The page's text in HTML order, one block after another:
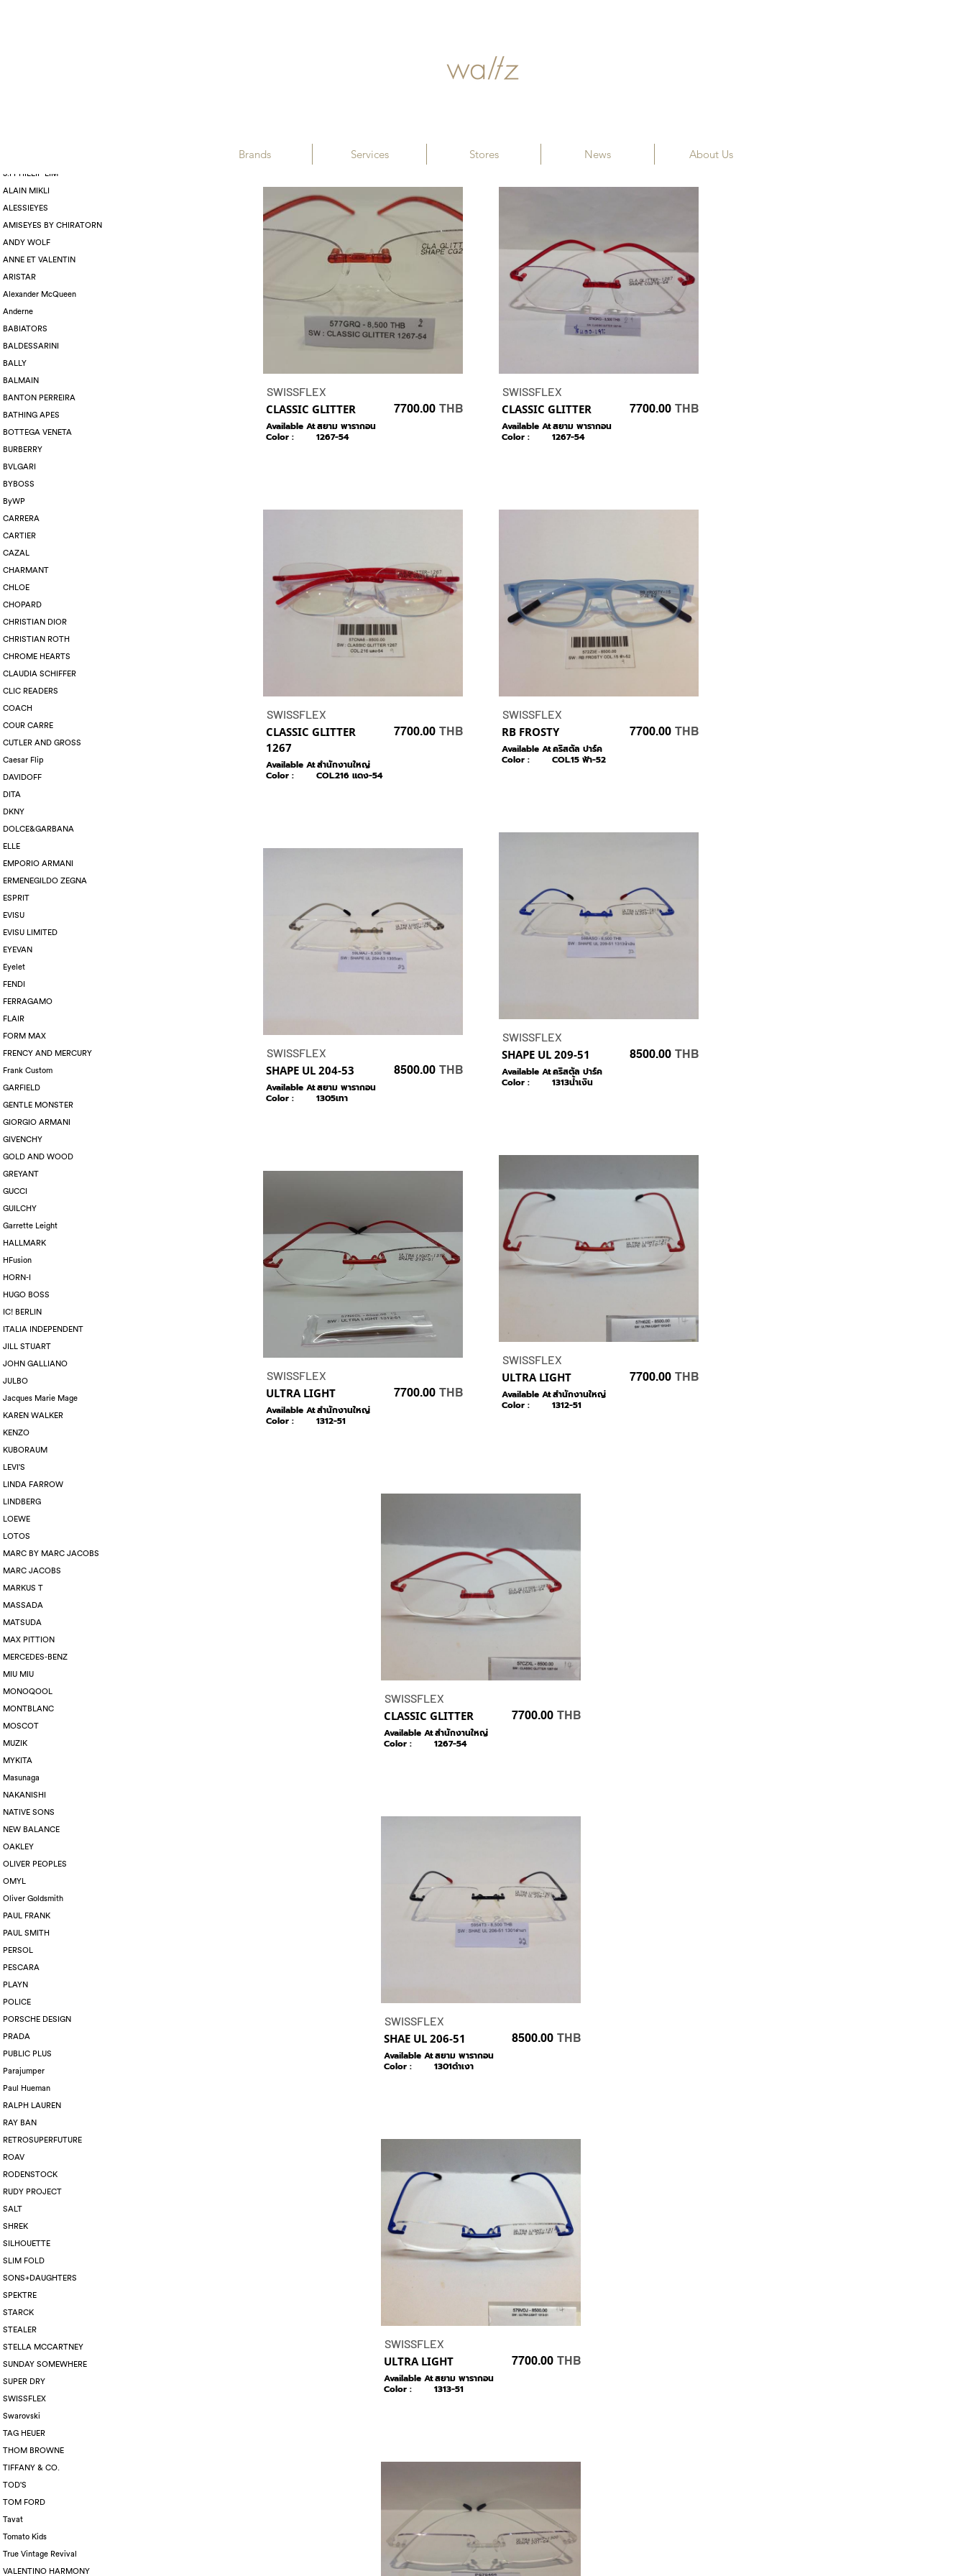
SWISSFLEX
3.1 PHILLIP LIM
ALAIN MIKLI
ALESSIEYES
AMISEYES BY CHIRATORN
ANDY WOLF
ANNE ET VALENTIN
ARISTAR
Alexander McQueen
Anderne
BABIATORS
BALDESSARINI
BALLY
BALMAIN
BANTON PERREIRA
BATHING APES
BOTTEGA VENETA
BURBERRY
BVLGARI
BYBOSS
ByWP
CARRERA
CARTIER
CAZAL
CHARMANT
CHLOE
CHOPARD
CHRISTIAN DIOR
CHRISTIAN ROTH
CHROME HEARTS
CLAUDIA SCHIFFER
CLIC READERS
COACH
COUR CARRE
CUTLER AND GROSS
Caesar Flip
DAVIDOFF
DITA
DKNY
DOLCE&GARBANA
ELLE
EMPORIO ARMANI
ERMENEGILDO ZEGNA
ESPRIT
EVISU
EVISU LIMITED
EYEVAN
Eyelet
FENDI
FERRAGAMO
FLAIR
FORM MAX
FRENCY AND MERCURY
Frank Custom
GARFIELD
GENTLE MONSTER
GIORGIO ARMANI
GIVENCHY
GOLD AND WOOD
GREYANT
GUCCI
GUILCHY
Garrette Leight
HALLMARK
HFusion
HORN-I
HUGO BOSS
IC! BERLIN
ITALIA INDEPENDENT
JILL STUART
JOHN GALLIANO
JULBO
Jacques Marie Mage
KAREN WALKER
KENZO
KUBORAUM
LEVI'S
LINDA FARROW
LINDBERG
LOEWE
LOTOS
MARC BY MARC JACOBS
MARC JACOBS
MARKUS T
MASSADA
MATSUDA
MAX PITTION
MERCEDES-BENZ
MIU MIU
MONOQOOL
MONTBLANC
MOSCOT
MUZIK
MYKITA
Masunaga
NAKANISHI
NATIVE SONS
NEW BALANCE
OAKLEY
OLIVER PEOPLES
OMYL
Oliver Goldsmith
PAUL FRANK
PAUL SMITH
PERSOL
PESCARA
PLAYN
POLICE
PORSCHE DESIGN
PRADA
PUBLIC PLUS
Parajumper
Paul Hueman
RALPH LAUREN
RAY BAN
RETROSUPERFUTURE
ROAV
RODENSTOCK
RUDY PROJECT
SALT
SHREK
SILHOUETTE
SLIM FOLD
SONS+DAUGHTERS
SPEKTRE
STARCK
STEALER
STELLA MCCARTNEY
SUNDAY SOMEWHERE
SUPER DRY
SWISSFLEX
Swarovski
TAG HEUER
THOM BROWNE
TIFFANY & CO.
TOD'S
TOM FORD
Tavat
Tomato Kids
True Vintage Revival
VALENTINO HARMONY
7700.00
CLASSIC GLITTER
SWISSFLEX
Available At :สยาม พารากอน
1267-54
Color :
THB
7700.00
CLASSIC GLITTER
1267
SWISSFLEX
Available At :สำนักงานใหญ่
COL.216 แดง-54
Color :
THB
8500.00
SHAPE UL 204-53
SWISSFLEX
Available At :สยาม พารากอน
1305เทา
Color :
THB
7700.00
ULTRA LIGHT
SWISSFLEX
Available At :สำนักงานใหญ่
1312-51
Color :
THB
7700.00
CLASSIC GLITTER
SWISSFLEX
Available At :สยาม พารากอน
1267-54
Color :
THB
7700.00
RB FROSTY
SWISSFLEX
Available At :คริสตัล ปาร์ค
COL.15 ฟ้า-52
Color :
THB
8500.00
SHAPE UL 209-51
SWISSFLEX
Available At :คริสตัล ปาร์ค
1313น้ำเงิน
Color :
THB
7700.00
ULTRA LIGHT
SWISSFLEX
Available At :สำนักงานใหญ่
1312-51
Color :
THB
7700.00
CLASSIC GLITTER
SWISSFLEX
Available At :สำนักงานใหญ่
1267-54
Color :
THB
8500.00
SHAE UL 206-51
SWISSFLEX
Available At :สยาม พารากอน
1301ดำเงา
Color :
THB
7700.00
ULTRA LIGHT
SWISSFLEX
Available At :สยาม พารากอน
1313-51
Color :
THB
Brands Services Stores News About Us